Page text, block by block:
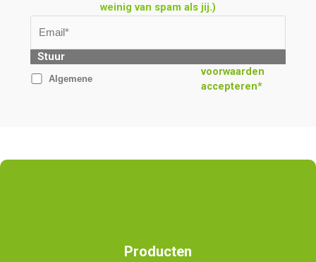
weinig van spam als jij.)
Stuur
Algemene
voorwaarden
accepteren*
Producten